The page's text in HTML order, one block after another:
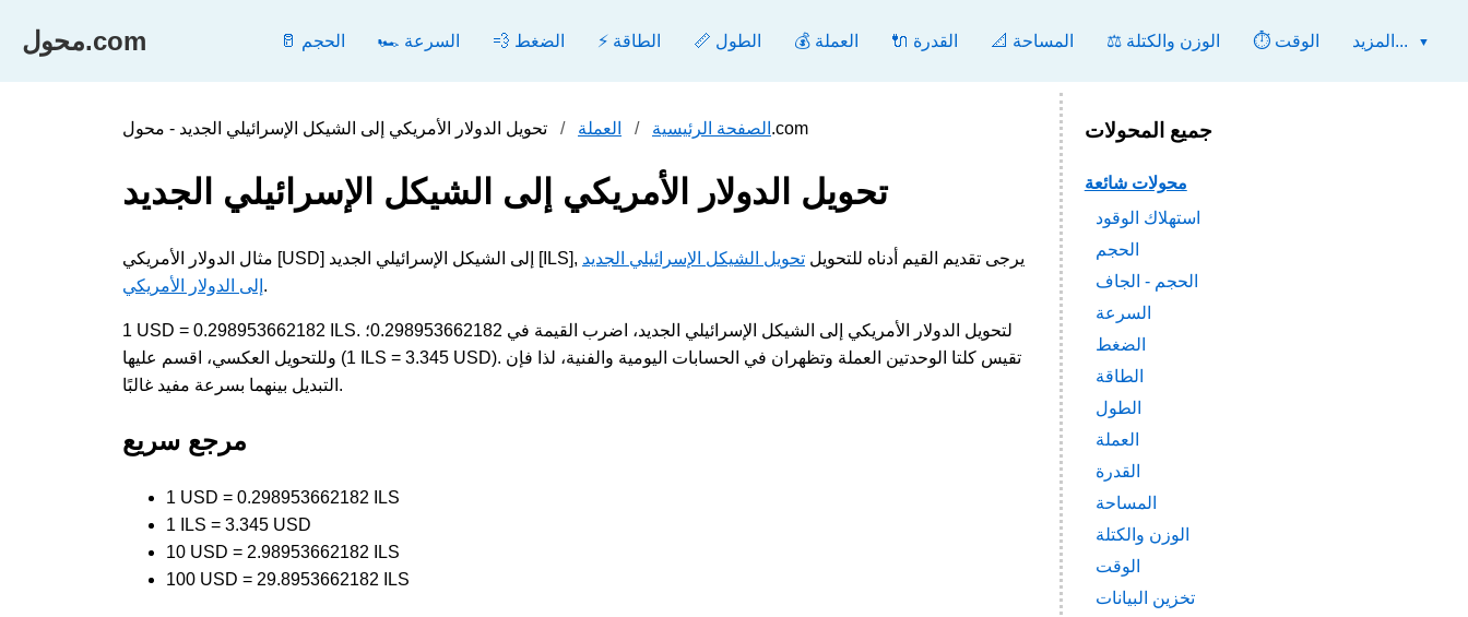
محول.com 🥛 الحجم 🏎️ السرعة 💨 الضغط ⚡ الطاقة 📏 الطول 💰 العملة 🔌 القدرة 📐 المساحة ⚖️ الوزن والكتلة ⏱️ الوقت المزيد...
الصفحة الرئيسية العملة تحويل الدولار الأمريكي إلى الشيكل الإسرائيلي الجديد - محول.com
تحويل الدولار الأمريكي إلى الشيكل الإسرائيلي الجديد
مثال الدولار الأمريكي [USD] إلى الشيكل الإسرائيلي الجديد [ILS], يرجى تقديم القيم أدناه للتحويل تحويل الشيكل الإسرائيلي الجديد
إلى الدولار الأمريكي .
1 USD = 0.298953662182 ILS. لتحويل الدولار الأمريكي إلى الشيكل الإسرائيلي الجديد، اضرب القيمة في 0.298953662182؛
وللتحويل العكسي، اقسم عليها (1 ILS = 3.345 USD). تقيس كلتا الوحدتين العملة وتظهران في الحسابات اليومية والفنية، لذا فإن
التبديل بينهما بسرعة مفيد غالبًا.
مرجع سريع
1 USD = 0.298953662182 ILS
1 ILS = 3.345 USD
10 USD = 2.98953662182 ILS
100 USD = 29.8953662182 ILS
جميع المحولات
محولات شائعة
استهلاك الوقود
الحجم
الحجم - الجاف
السرعة
الضغط
الطاقة
الطول
العملة
القدرة
المساحة
الوزن والكتلة
الوقت
تخزين البيانات